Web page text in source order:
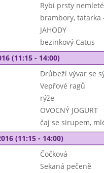
Rybí prsty nemleté
brambory, tatarka
JAHODY
bezinkový Catus
(11:15 - 14:00)
Drůbeží vývar se
Vepřové ragů
rýže
OVOCNÝ JOGURT
čaj se sirupem,
(11:15 - 14:00)
Čočková
Sekaná pečeně